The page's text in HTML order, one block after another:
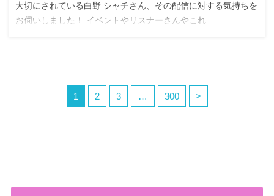
大切にされている白野 シャチさん、その配信に対する気持ちを
お伺いしました！ イベントやリスナーさんやこれ…
1 2 3 … 300 >